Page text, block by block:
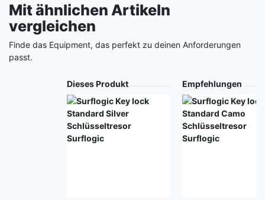
Mit ähnlichen Artikeln
vergleichen
Finde das Equipment, das perfekt zu deinen Anforderungen
passt.
Dieses Produkt Empfehlungen